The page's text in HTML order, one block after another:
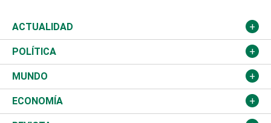
ACTUALIDAD
Nacional
Ciudad
Educación
POLÍTICA
Partidos
JCE
MUNDO
Estados Unidos
ECONOMÍA